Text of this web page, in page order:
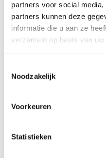
partners voor social
partners kunnen deze
informatie die u aan ze
verzameld op basis van
Noodzakelijk
Voorkeuren
Statistieken